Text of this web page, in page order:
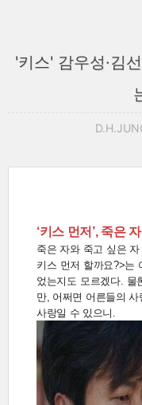
'키스' 감우성·김
‘키스 먼저’, 죽은
죽은 자와 죽고 싶은
키스 먼저 할까요?>는
었는지도 모르겠다. 물
만, 어쩌면 어른들의 사
사랑일 수 있으니.